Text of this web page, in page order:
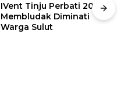
IVent Tinju Perbati 2026
Membludak Diminati
Warga Sulut